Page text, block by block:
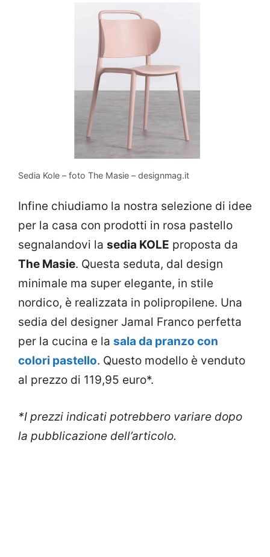
Sedia Kole – foto The Masie – designmag.it
Infine chiudiamo la nostra selezione di idee
per la casa con prodotti in rosa pastello
segnalandovi la sedia KOLE proposta da
The Masie. Questa seduta, dal design
minimale ma super elegante, in stile
nordico, è realizzata in polipropilene. Una
sedia del designer Jamal Franco perfetta
per la cucina e la sala da pranzo con
colori pastello. Questo modello è venduto
al prezzo di 119,95 euro*.
*I prezzi indicati potrebbero variare dopo
la pubblicazione dell’articolo.